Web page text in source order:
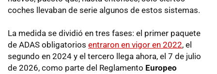
coches llevaban de serie algunos de estos sistemas.
La medida se dividió en tres fases: el primer paquete
de ADAS obligatorios entraron en vigor en 2022, el
segundo en 2024 y el tercero llega ahora, el 7 de julio
de 2026, como parte del Reglamento Europeo